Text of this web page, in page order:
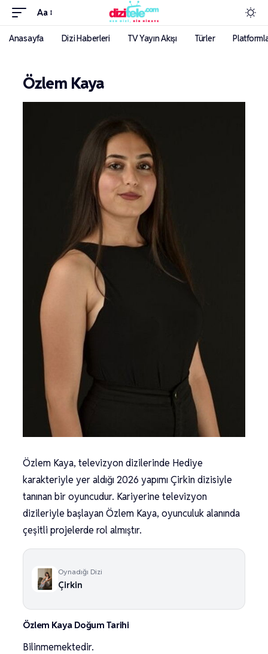
Aa
Anasayfa Dizi Haberleri TV Yayın Akışı Türler
Özlem Kaya
Özlem Kaya, televizyon dizilerinde Hediye
karakteriyle yer aldığı 2026 yapımı Çirkin dizisiyle
tanınan bir oyuncudur. Kariyerine televizyon
dizileriyle başlayan Özlem Kaya, oyunculuk alanında
çeşitli projelerde rol almıştır.
Oynadığı Dizi
Çirkin
Özlem Kaya Doğum Tarihi
Bilinmemektedir.